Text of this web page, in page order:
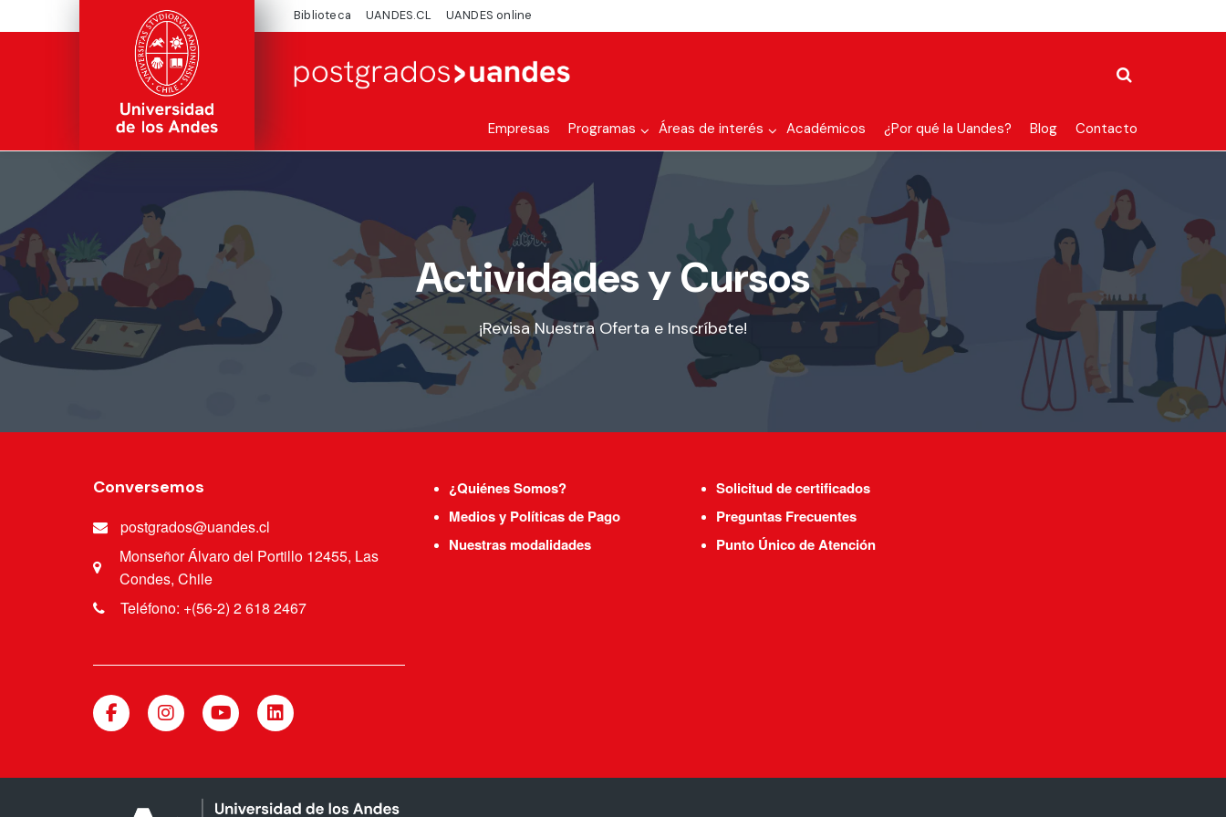
Biblioteca UANDES.CL UANDES online
Empresas Programas Áreas de interés Académicos ¿Por qué la Uandes? Blog Contacto
Actividades y Cursos
¡Revisa Nuestra Oferta e Inscríbete!
Conversemos
postgrados@uandes.cl
Monseñor Álvaro del Portillo 12455, Las
Condes, Chile
Teléfono: +(56-2) 2 618 2467
¿Quiénes Somos?
Medios y Políticas de Pago
Nuestras modalidades
Solicitud de certificados
Preguntas Frecuentes
Punto Único de Atención